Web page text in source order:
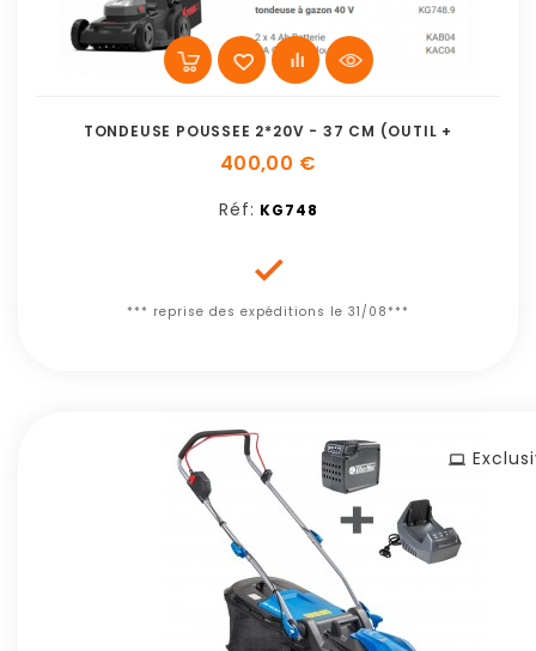
TONDEUSE POUSSEE 2*20V - 37 CM (OUTIL +
400,00 €
Réf: KG748

*** reprise des expéditions le 31/08***